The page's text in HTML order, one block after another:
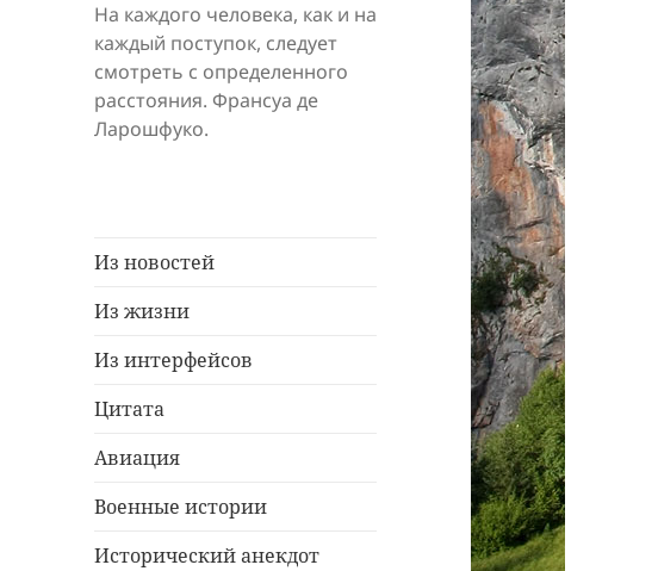
На каждого человека, как и на
каждый поступок, следует
смотреть с определенного
расстояния. Франсуа де
Ларошфуко.
Из новостей
Из жизни
Из интерфейсов
Цитата
Авиация
Военные истории
Исторический анекдот